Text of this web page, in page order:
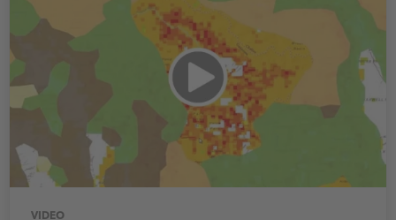
VIDEO